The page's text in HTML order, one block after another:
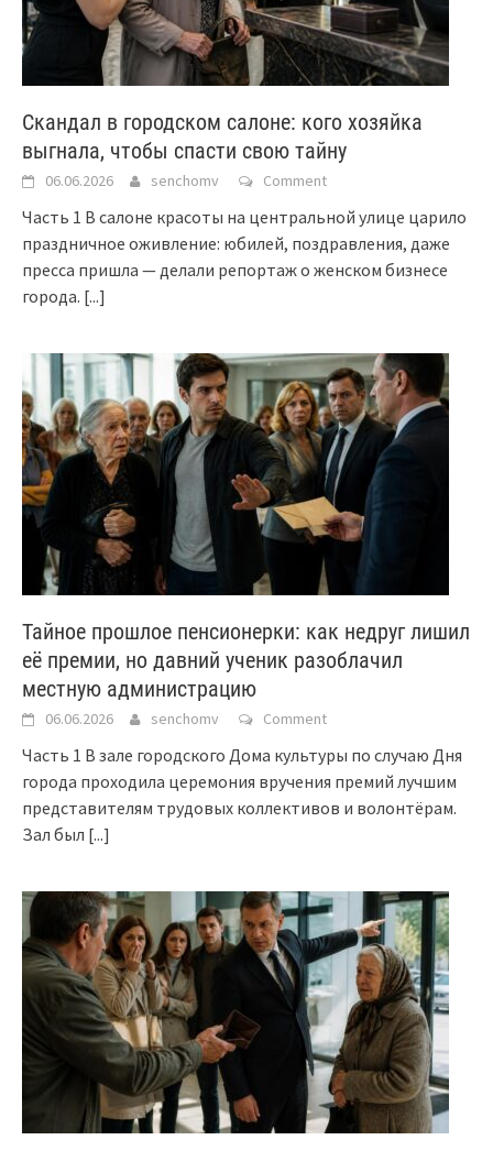
Скандал в городском салоне: кого хозяйка
выгнала, чтобы спасти свою тайну
06.06.2026 senchomv Comment
Часть 1 В салоне красоты на центральной улице царило
праздничное оживление: юбилей, поздравления, даже
пресса пришла — делали репортаж о женском бизнесе
города. [...]
Тайное прошлое пенсионерки: как недруг лишил
её премии, но давний ученик разоблачил
местную администрацию
06.06.2026 senchomv Comment
Часть 1 В зале городского Дома культуры по случаю Дня
города проходила церемония вручения премий лучшим
представителям трудовых коллективов и волонтёрам.
Зал был [...]